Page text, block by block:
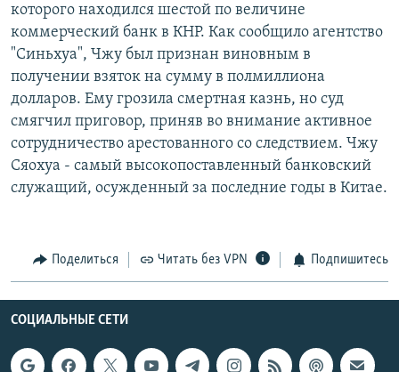
ПОДПИШИТЕСЬ НА РАССЫЛКУ
Все сайты РСЕ/РС
которого находился шестой по величине
коммерческий банк в КНР. Как сообщило агентство
"Синьхуа", Чжу был признан виновным в
получении взяток на сумму в полмиллиона
долларов. Ему грозила смертная казнь, но суд
смягчил приговор, приняв во внимание активное
сотрудничество арестованного со следствием. Чжу
Сяохуа - самый высокопоставленный банковский
служащий, осужденный за последние годы в Китае.
Поделиться Читать без VPN Подпишитесь
СОЦИАЛЬНЫЕ СЕТИ